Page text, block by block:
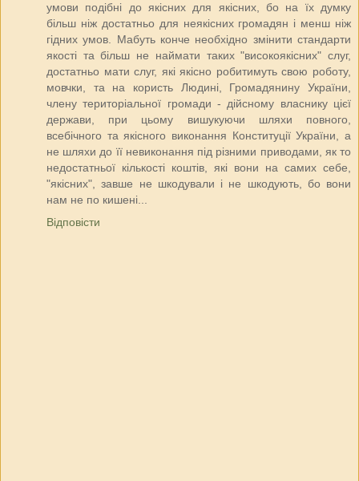
умови подібні до якісних для якісних, бо на їх думку
більш ніж достатньо для неякісних громадян і менш ніж
гідних умов. Мабуть конче необхідно змінити стандарти
якості та більш не наймати таких "високоякісних" слуг,
достатньо мати слуг, які якісно робитимуть свою роботу,
мовчки, та на користь Людині, Громадянину України,
члену територіальної громади - дійсному власнику цієї
держави, при цьому вишукуючи шляхи повного,
всебічного та якісного виконання Конституції України, а
не шляхи до її невиконання під різними приводами, як то
недостатньої кількості коштів, які вони на самих себе,
"якісних", завше не шкодували і не шкодують, бо вони
нам не по кишені...
Відповісти